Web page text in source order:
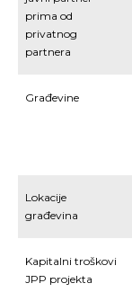
prima od
privatnog
partnera
Građevine
Lokacije
građevina
Kapitalni troškovi
JPP projekta